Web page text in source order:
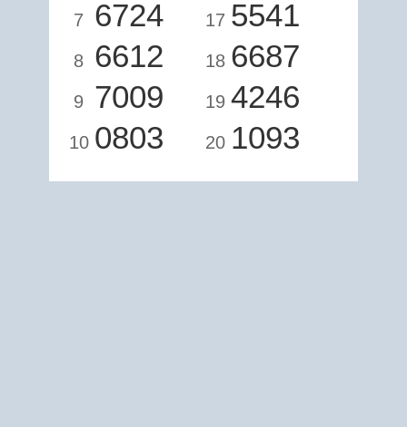
7 6724
8 6612
9 7009
10 0803
17 5541
18 6687
19 4246
20 1093